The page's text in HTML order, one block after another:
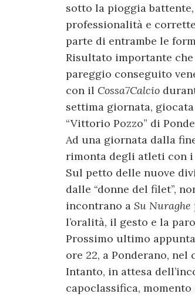
sotto la pioggia
professionalità e
parte di entrambe le
Risultato importante che
pareggio conseguito
con il Cossa7Calcio
settima giornata,
“Vittorio Pozzo” di
Ad una giornata dalla
rimonta degli atleti con i
Sul petto delle nuove
dalle “donne del filet”,
incontrano a Su Nuraghe
l’oralità, il gesto e la
Prossimo ultimo
ore 22, a Ponderano, nel
Intanto, in attesa
capoclassifica,